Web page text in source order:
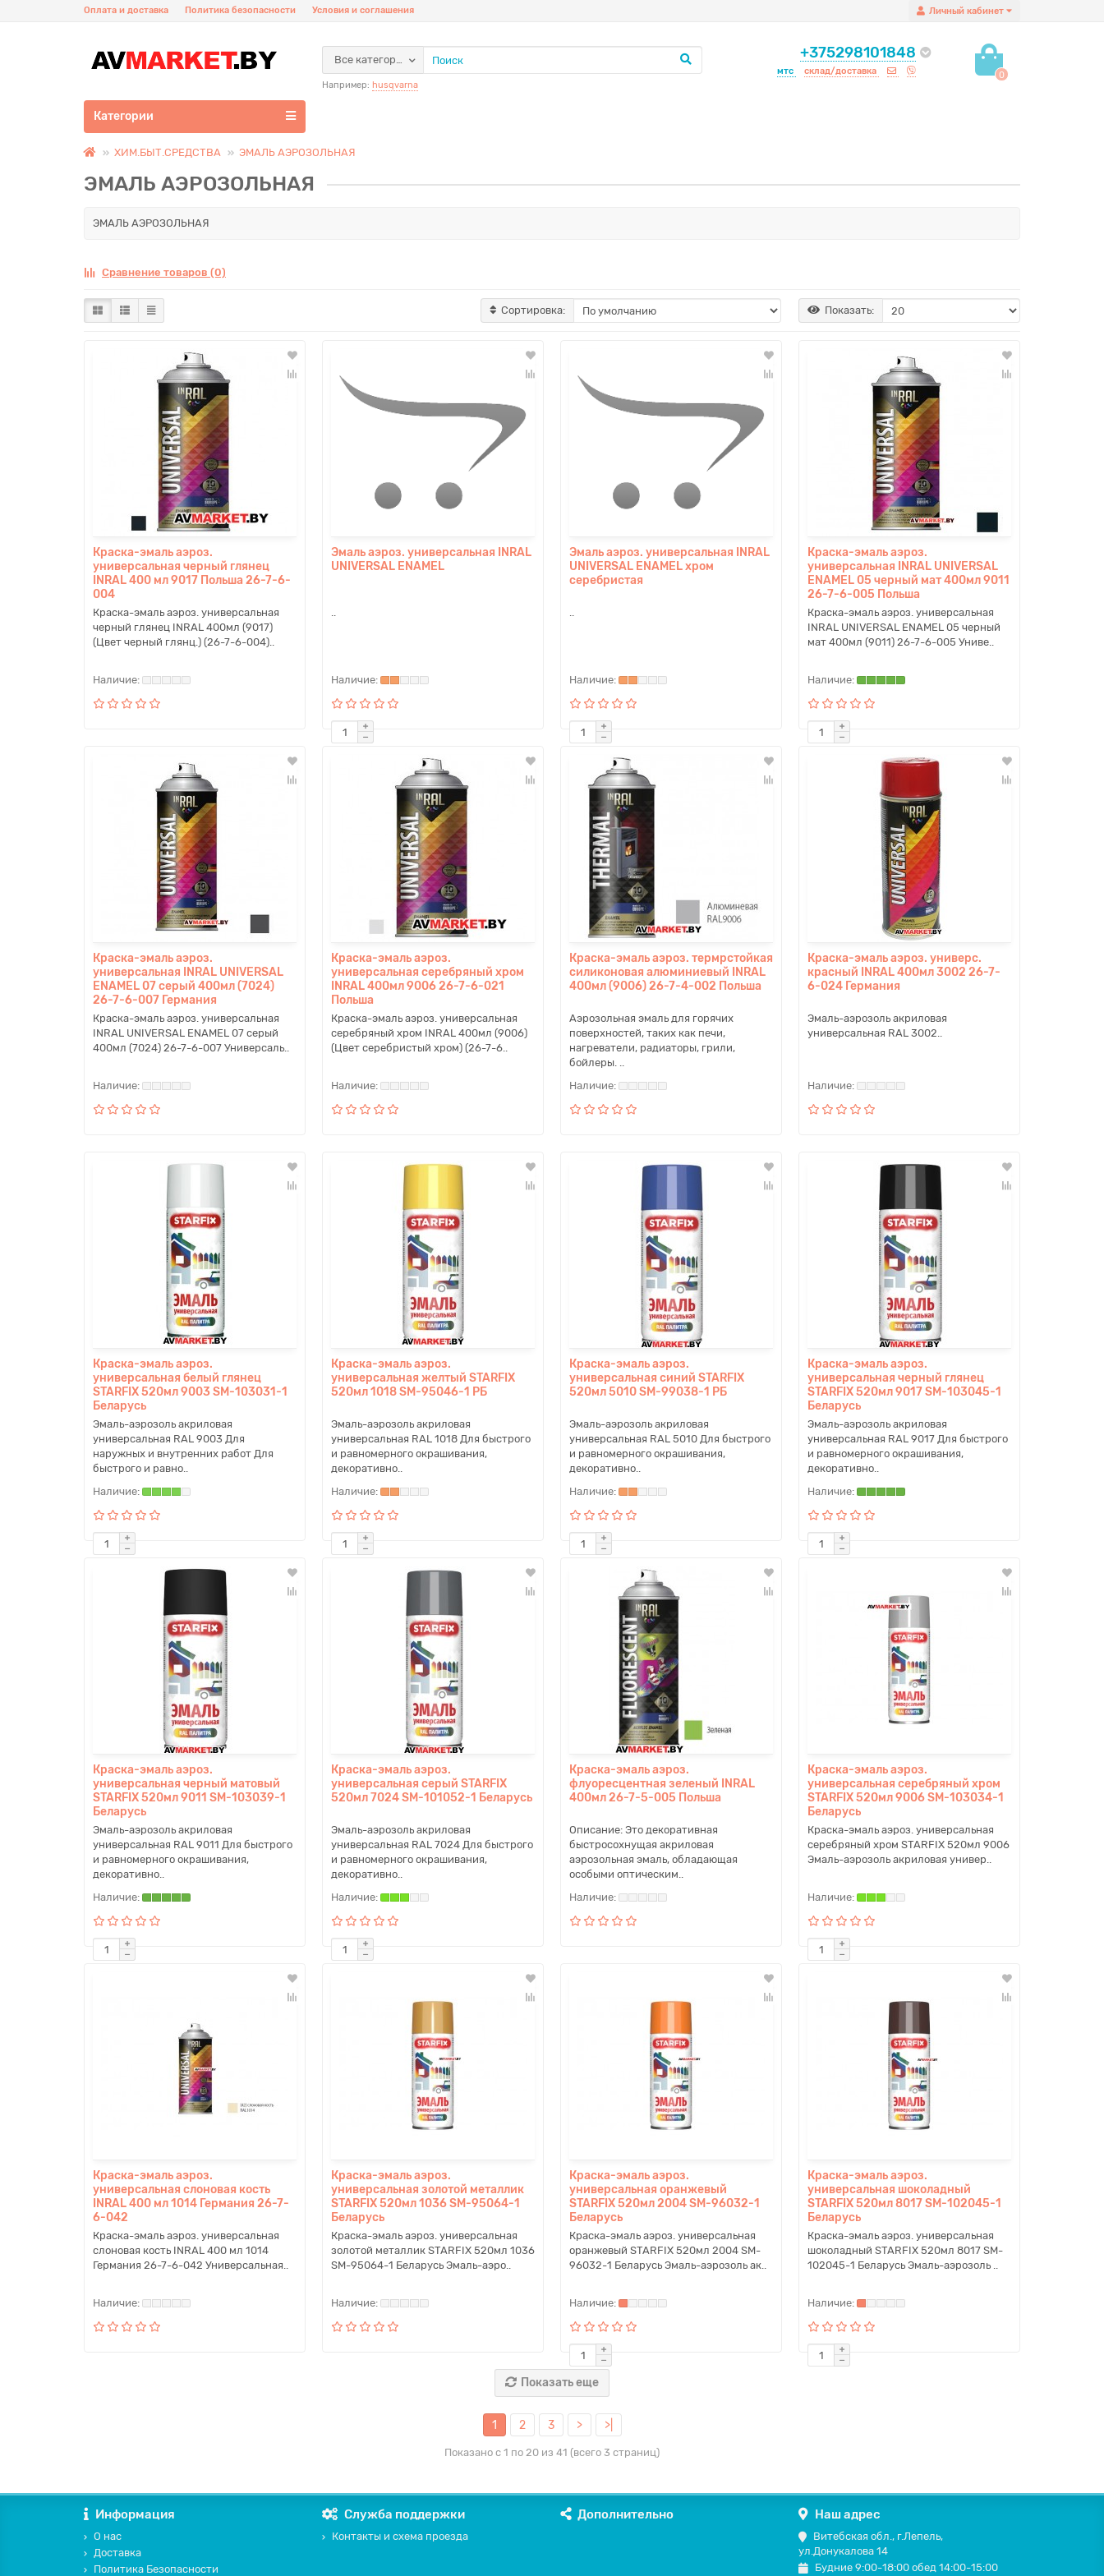
Личный кабинет
Оплата и доставка Политика безопасности Условия и соглашения
+375298101848
мтс склад/доставка 0
Все категории
Например: husqvarna
Категории
ХИМ.БЫТ.СРЕДСТВА ЭМАЛЬ АЭРОЗОЛЬНАЯ
ЭМАЛЬ АЭРОЗОЛЬНАЯ
ЭМАЛЬ АЭРОЗОЛЬНАЯ
Сравнение товаров (0)
Сортировка: Показать:
Краска-эмаль аэроз.
универсальная черный глянец
INRAL 400 мл 9017 Польша 26-7-6-
004
Краска-эмаль аэроз. универсальная
черный глянец INRAL 400мл (9017)
(Цвет черный глянц.) (26-7-6-004)..
Эмаль аэроз. универсальная INRAL
UNIVERSAL ENAMEL
..
Эмаль аэроз. универсальная INRAL
UNIVERSAL ENAMEL хром
серебристая
..
Краска-эмаль аэроз.
универсальная INRAL UNIVERSAL
ENAMEL 05 черный мат 400мл 9011
26-7-6-005 Польша
Краска-эмаль аэроз. универсальная
INRAL UNIVERSAL ENAMEL 05 черный
мат 400мл (9011) 26-7-6-005 Униве..
Краска-эмаль аэроз.
универсальная INRAL UNIVERSAL
ENAMEL 07 серый 400мл (7024)
26-7-6-007 Германия
Краска-эмаль аэроз. универсальная
INRAL UNIVERSAL ENAMEL 07 серый
400мл (7024) 26-7-6-007 Универсаль..
Краска-эмаль аэроз.
универсальная серебряный хром
INRAL 400мл 9006 26-7-6-021
Польша
Краска-эмаль аэроз. универсальная
серебряный хром INRAL 400мл (9006)
(Цвет серебристый хром) (26-7-6..
Краска-эмаль аэроз. термрстойкая
силиконовая алюминиевый INRAL
400мл (9006) 26-7-4-002 Польша
Аэрозольная эмаль для горячих
поверхностей, таких как печи,
нагреватели, радиаторы, грили,
бойлеры. ..
Краска-эмаль аэроз. универс.
красный INRAL 400мл 3002 26-7-
6-024 Германия
Эмаль-аэрозоль акриловая
универсальная RAL 3002..
Краска-эмаль аэроз.
универсальная белый глянец
STARFIX 520мл 9003 SM-103031-1
Беларусь
Эмаль-аэрозоль акриловая
универсальная RAL 9003 Для
наружных и внутренних работ Для
быстрого и равно..
Краска-эмаль аэроз.
универсальная желтый STARFIX
520мл 1018 SM-95046-1 РБ
Эмаль-аэрозоль акриловая
универсальная RAL 1018 Для быстрого
и равномерного окрашивания,
декоративно..
Краска-эмаль аэроз.
универсальная синий STARFIX
520мл 5010 SM-99038-1 РБ
Эмаль-аэрозоль акриловая
универсальная RAL 5010 Для быстрого
и равномерного окрашивания,
декоративно..
Краска-эмаль аэроз.
универсальная черный глянец
STARFIX 520мл 9017 SM-103045-1
Беларусь
Эмаль-аэрозоль акриловая
универсальная RAL 9017 Для быстрого
и равномерного окрашивания,
декоративно..
Краска-эмаль аэроз.
универсальная черный матовый
STARFIX 520мл 9011 SM-103039-1
Беларусь
Эмаль-аэрозоль акриловая
универсальная RAL 9011 Для быстрого
и равномерного окрашивания,
декоративно..
Краска-эмаль аэроз.
универсальная серый STARFIX
520мл 7024 SM-101052-1 Беларусь
Эмаль-аэрозоль акриловая
универсальная RAL 7024 Для быстрого
и равномерного окрашивания,
декоративно..
Краска-эмаль аэроз.
флуоресцентная зеленый INRAL
400мл 26-7-5-005 Польша
Описание: Это декоративная
быстросохнущая акриловая
аэрозольная эмаль, обладающая
особыми оптическим..
Краска-эмаль аэроз.
универсальная серебряный хром
STARFIX 520мл 9006 SM-103034-1
Беларусь
Краска-эмаль аэроз. универсальная
серебряный хром STARFIX 520мл 9006
Эмаль-аэрозоль акриловая универ..
Краска-эмаль аэроз.
универсальная слоновая кость
INRAL 400 мл 1014 Германия 26-7-
6-042
Краска-эмаль аэроз. универсальная
слоновая кость INRAL 400 мл 1014
Германия 26-7-6-042 Универсальная..
Краска-эмаль аэроз.
универсальная золотой металлик
STARFIX 520мл 1036 SM-95064-1
Беларусь
Краска-эмаль аэроз. универсальная
золотой металлик STARFIX 520мл 1036
SM-95064-1 Беларусь Эмаль-аэро..
Краска-эмаль аэроз.
универсальная оранжевый
STARFIX 520мл 2004 SM-96032-1
Беларусь
Краска-эмаль аэроз. универсальная
оранжевый STARFIX 520мл 2004 SM-
96032-1 Беларусь Эмаль-аэрозоль ак..
Краска-эмаль аэроз.
универсальная шоколадный
STARFIX 520мл 8017 SM-102045-1
Беларусь
Краска-эмаль аэроз. универсальная
шоколадный STARFIX 520мл 8017 SM-
102045-1 Беларусь Эмаль-аэрозоль ..
Показать еще
1 2 3 > >|
Показано с 1 по 20 из 41 (всего 3 страниц)
Информация
О нас
Доставка
Политика Безопасности
Служба поддержки
Контакты и схема проезда
Дополнительно Наш адрес
Витебская обл., г.Лепель,
ул.Донукалова 14
Будние 9:00-18:00 обед 14:00-15:00